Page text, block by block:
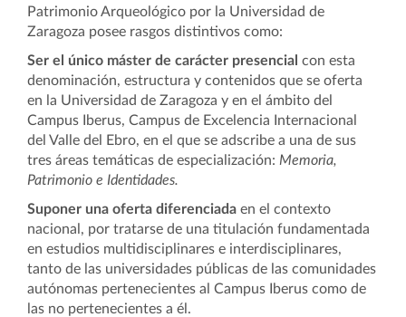
Patrimonio Arqueológico por la Universidad de
Zaragoza posee rasgos distintivos como:
Ser el único máster de carácter presencial con esta
denominación, estructura y contenidos que se oferta
en la Universidad de Zaragoza y en el ámbito del
Campus Iberus, Campus de Excelencia Internacional
del Valle del Ebro, en el que se adscribe a una de sus
tres áreas temáticas de especialización: Memoria,
Patrimonio e Identidades.
Suponer una oferta diferenciada en el contexto
nacional, por tratarse de una titulación fundamentada
en estudios multidisciplinares e interdisciplinares,
tanto de las universidades públicas de las comunidades
autónomas pertenecientes al Campus Iberus como de
las no pertenecientes a él.